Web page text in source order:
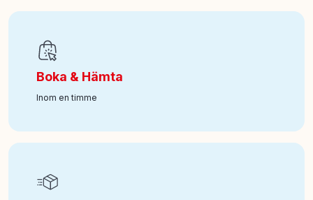
Art nr:242-216221
Boka & Hämta
Inom en timme